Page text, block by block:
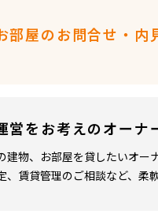
部屋のお問合せ・内
営をお考えのオーナ
建物、お部屋を貸したいオー
、賃貸管理のご相談など、柔